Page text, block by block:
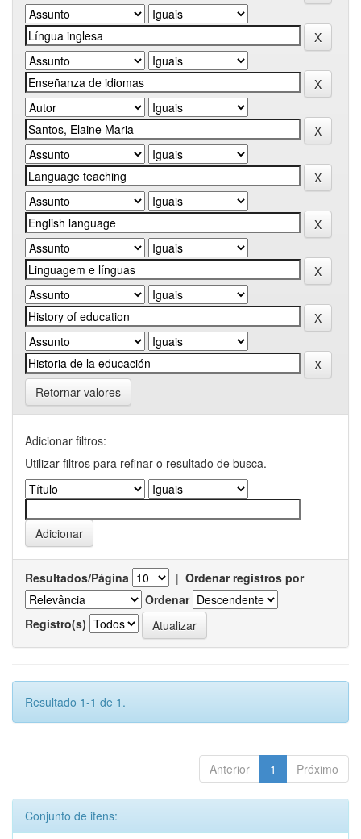
Retornar valores
Adicionar filtros:
Utilizar filtros para refinar o resultado de busca.
Resultados/Página | Ordenar registros por
Ordenar
Registro(s)
Resultado 1-1 de 1.
Anterior 1 Próximo
Conjunto de itens: